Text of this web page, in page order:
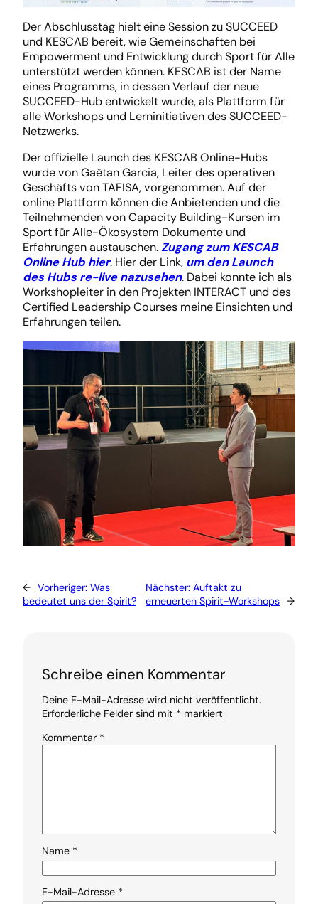
Der Abschlusstag hielt eine Session zu SUCCEED
und KESCAB bereit, wie Gemeinschaften bei
Empowerment und Entwicklung durch Sport für Alle
unterstützt werden können. KESCAB ist der Name
eines Programms, in dessen Verlauf der neue
SUCCEED-Hub entwickelt wurde, als Plattform für
alle Workshops und Lerninitiativen des SUCCEED-
Netzwerks.
Der offizielle Launch des KESCAB Online-Hubs
wurde von Gaëtan Garcia, Leiter des operativen
Geschäfts von TAFISA, vorgenommen. Auf der
online Plattform können die Anbietenden und die
Teilnehmenden von Capacity Building-Kursen im
Sport für Alle-Ökosystem Dokumente und
Erfahrungen austauschen.Zugang zum KESCAB
Online Hub hier. Hier der Link, um den Launch
des Hubs re-live nazusehen. Dabei konnte ich als
Workshopleiter in den Projekten INTERACT und des
Certified Leadership Courses meine Einsichten und
Erfahrungen teilen.
← Vorheriger: Was
bedeutet uns der Spirit?
Nächster: Auftakt zu
erneuerten Spirit-Workshops →
Schreibe einen Kommentar
Deine E-Mail-Adresse wird nicht veröffentlicht.
Erforderliche Felder sind mit * markiert
Kommentar *
Name *
E-Mail-Adresse *